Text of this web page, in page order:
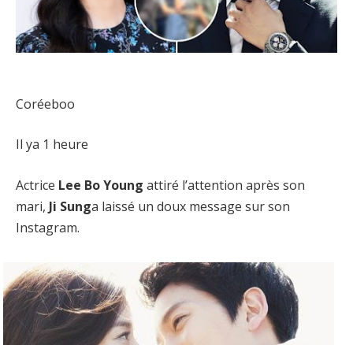
Coréeboo
Il ya 1 heure
Actrice Lee Bo Young attiré l’attention après son
mari, Ji Sunga laissé un doux message sur son
Instagram.